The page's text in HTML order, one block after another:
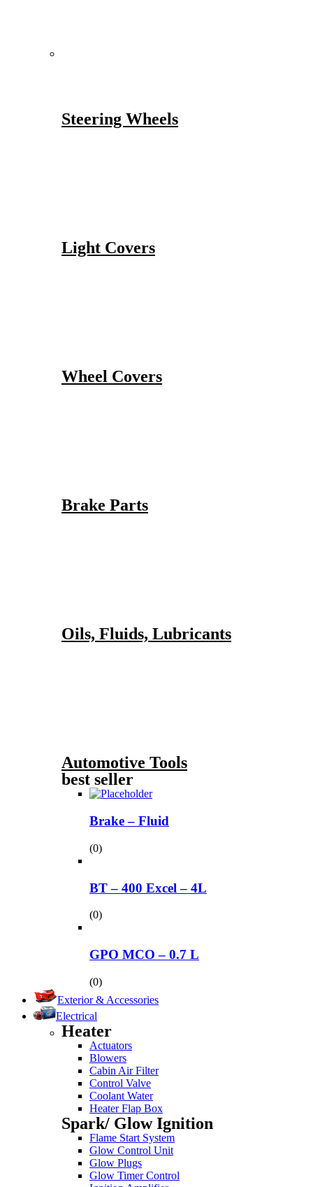
Steering Wheels
Light Covers
Wheel Covers
Brake Parts
Oils, Fluids, Lubricants
Automotive Tools
best seller
Brake – Fluid
(0)
BT – 400 Excel – 4L
(0)
GPO MCO – 0.7 L
(0)
Exterior & Accessories
Electrical
Heater
Actuators
Blowers
Cabin Air Filter
Control Valve
Coolant Water
Heater Flap Box
Spark/ Glow Ignition
Flame Start System
Glow Control Unit
Glow Plugs
Glow Timer Control